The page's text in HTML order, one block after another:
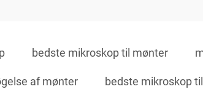
bedste mikroskop til mønter
af mønter bedste mikroskop